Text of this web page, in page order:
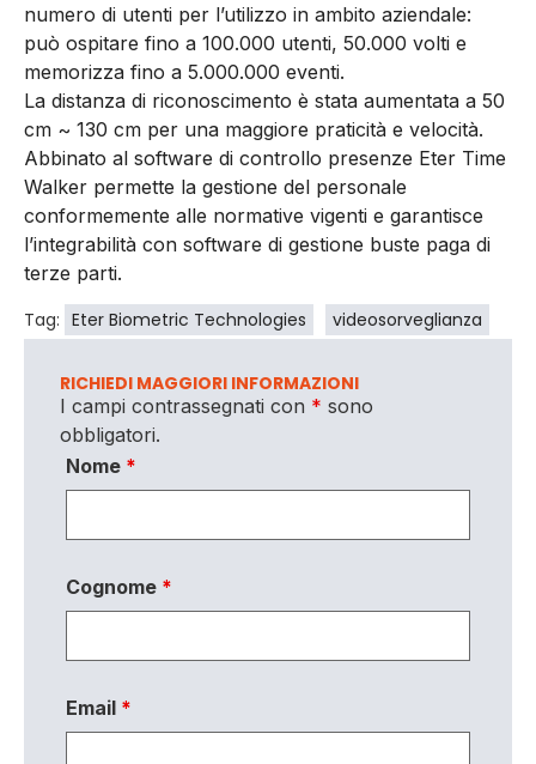
numero di utenti per l’utilizzo in ambito aziendale:
può ospitare fino a 100.000 utenti, 50.000 volti e
memorizza fino a 5.000.000 eventi.
La distanza di riconoscimento è stata aumentata a 50
cm ~ 130 cm per una maggiore praticità e velocità.
Abbinato al software di controllo presenze Eter Time
Walker permette la gestione del personale
conformemente alle normative vigenti e garantisce
l’integrabilità con software di gestione buste paga di
terze parti.
Tag: Eter Biometric Technologies videosorveglianza
RICHIEDI MAGGIORI INFORMAZIONI
I campi contrassegnati con * sono
obbligatori.
Nome *
Cognome *
Email *